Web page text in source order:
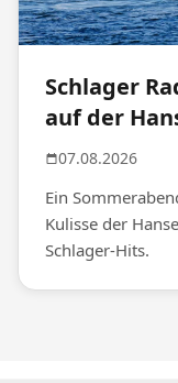
Schlager
auf der
07.08.2026
Ein
Kulisse der
Schlager-Hits.